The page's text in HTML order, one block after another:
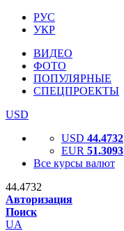
РУС
УКР
ВИДЕО
ФОТО
ПОПУЛЯРНЫЕ
СПЕЦПРОЕКТЫ
USD
USD 44.4732
EUR 51.3093
Все курсы валют
44.4732
Авторизация
Поиск
UA